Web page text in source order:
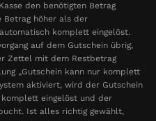
den benötigten Betrag
Betrag höher als der
komplett eingelöst.
auf dem Gutschein übrig,
Zettel mit dem Restbetrag
„Gutschein kann nur komplett
aktiviert, wird der Gutschein
komplett eingelöst und der
Ist alles richtig gewählt,